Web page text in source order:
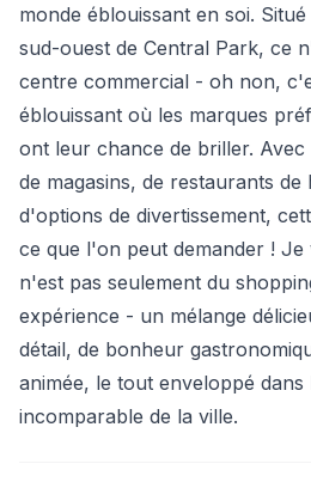
monde éblouissant en soi.
sud-ouest de Central Park, ce
centre commercial - oh non,
éblouissant où les marques
ont leur chance de briller.
de magasins, de restaurants de
d'options de divertissement,
ce que l'on peut demander ! Je
n'est pas seulement du
expérience - un mélange
détail, de bonheur
animée, le tout enveloppé dans
incomparable de la ville.